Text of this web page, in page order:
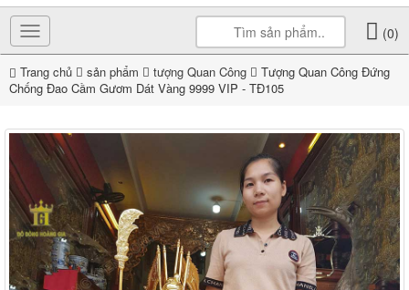
Toggle
navigation
(0)
Trang chủ sản phẩm tượng Quan Công
Tượng Quan Công Đứng
Chống Đao Cầm Gươm Dát Vàng 9999 VIP - TĐ105